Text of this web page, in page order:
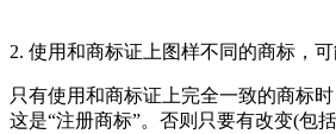
2. 使用和商标证上图样不同的商标，可
只有使用和商标证上完全一致的商标
这是“注册商标”。否则只要有改变(包